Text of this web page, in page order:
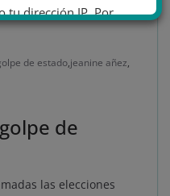
de estado,jeanine añez,
de
las elecciones
tu dirección IP. Por
Aceptar cookies